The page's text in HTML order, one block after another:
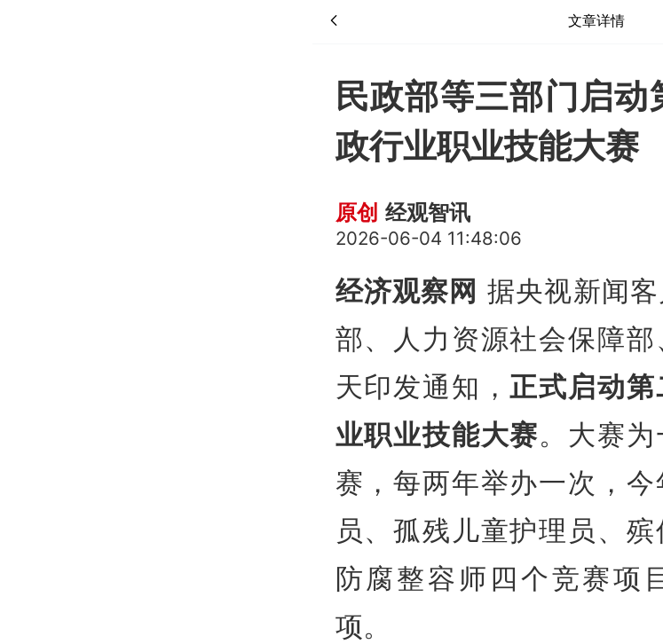
文章详情
民政部等三部门启动
政行业职业技能大赛
原创 经观智讯
2026-06-04 11:48:06
经济观察网 据央视新闻
部、人力资源社会保障
天印发通知，正式启动
业职业技能大赛。大赛
赛，每两年举办一次，
员、孤残儿童护理员、
防腐整容师四个竞赛项
项。